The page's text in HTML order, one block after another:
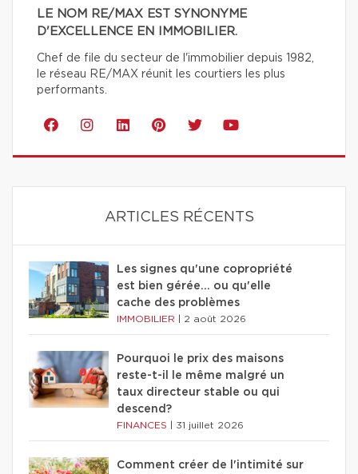
LE NOM RE/MAX EST SYNONYME
D'EXCELLENCE EN IMMOBILIER.
Chef de file du secteur de l'immobilier depuis 1982,
le réseau RE/MAX réunit les courtiers les plus
performants.
ARTICLES RÉCENTS
Les signes qu'une copropriété
est bien gérée… ou qu'elle
cache des problèmes
IMMOBILIER 2 août 2026
Pourquoi le prix des maisons
reste-t-il le même malgré un
taux directeur stable ou qui
descend?
FINANCES 31 juillet 2026
Comment créer de l'intimité sur